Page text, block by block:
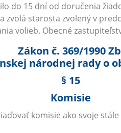
do 15 dní od doručenia
zvolá starosta zvolený v
volieb. Obecné
Zákon č. 369/1990
národnej rady o
§ 15
Komisie
komisie ako svoje